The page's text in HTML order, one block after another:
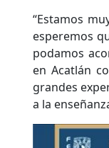
“Estamos
esperemos
podamos
en Acatlán
grandes
a la